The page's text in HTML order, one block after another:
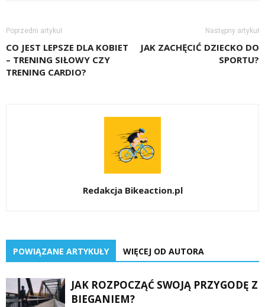
Poprzedni artykuł
CO JEST LEPSZE DLA KOBIET
– TRENING SIŁOWY CZY
TRENING CARDIO?
Następny artykuł
JAK ZACHĘCIĆ DZIECKO DO
SPORTU?
Redakcja Bikeaction.pl
POWIĄZANE ARTYKUŁY WIĘCEJ OD AUTORA
JAK ROZPOCZĄĆ SWOJĄ PRZYGODĘ Z
BIEGANIEM?